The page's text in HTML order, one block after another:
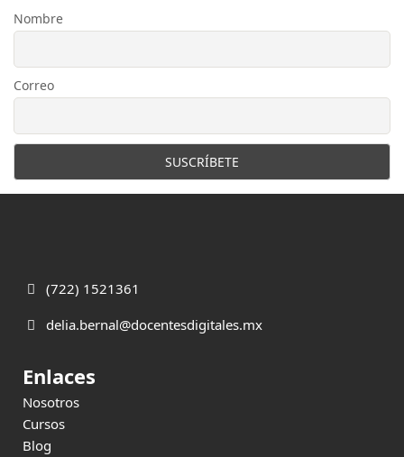
Nombre
Correo
(722) 1521361
delia.bernal@docentesdigitales.mx
Enlaces
Nosotros
Cursos
Blog